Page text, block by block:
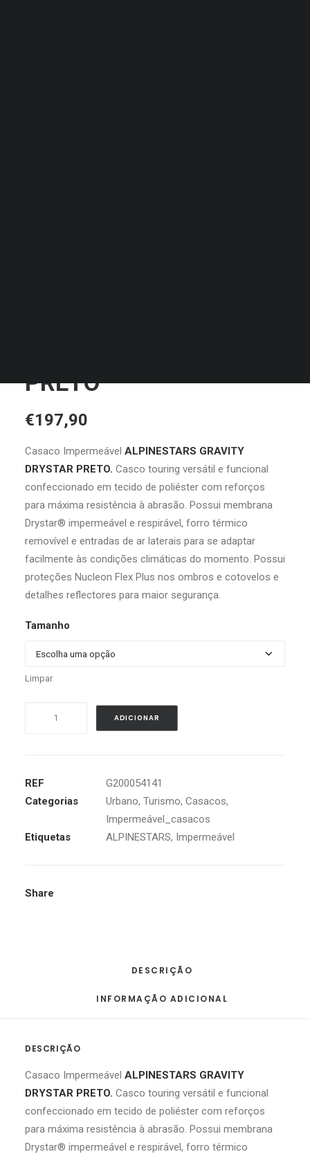
PRETO
€197,90
Casaco Impermeável ALPINESTARS GRAVITY
DRYSTAR PRETO. Casco touring versátil e funcional
confeccionado em tecido de poliéster com reforços
para máxima resistência à abrasão. Possui membrana
Drystar® impermeável e respirável, forro térmico
removível e entradas de ar laterais para se adaptar
facilmente às condições climáticas do momento. Possui
proteções Nucleon Flex Plus nos ombros e cotovelos e
detalhes reflectores para maior segurança.
Tamanho
Limpar
DRYSTAR
PRETO
ADICIONAR
REF
G200054141
Categorias
Urbano, Turismo, Casacos,
Impermeável_casacos
Etiquetas
ALPINESTARS, Impermeável
Share
DESCRIÇÃO
INFORMAÇÃO ADICIONAL
DESCRIÇÃO
Casaco Impermeável ALPINESTARS GRAVITY
DRYSTAR PRETO. Casco touring versátil e funcional
confeccionado em tecido de poliéster com reforços
para máxima resistência à abrasão. Possui membrana
Drystar® impermeável e respirável, forro térmico